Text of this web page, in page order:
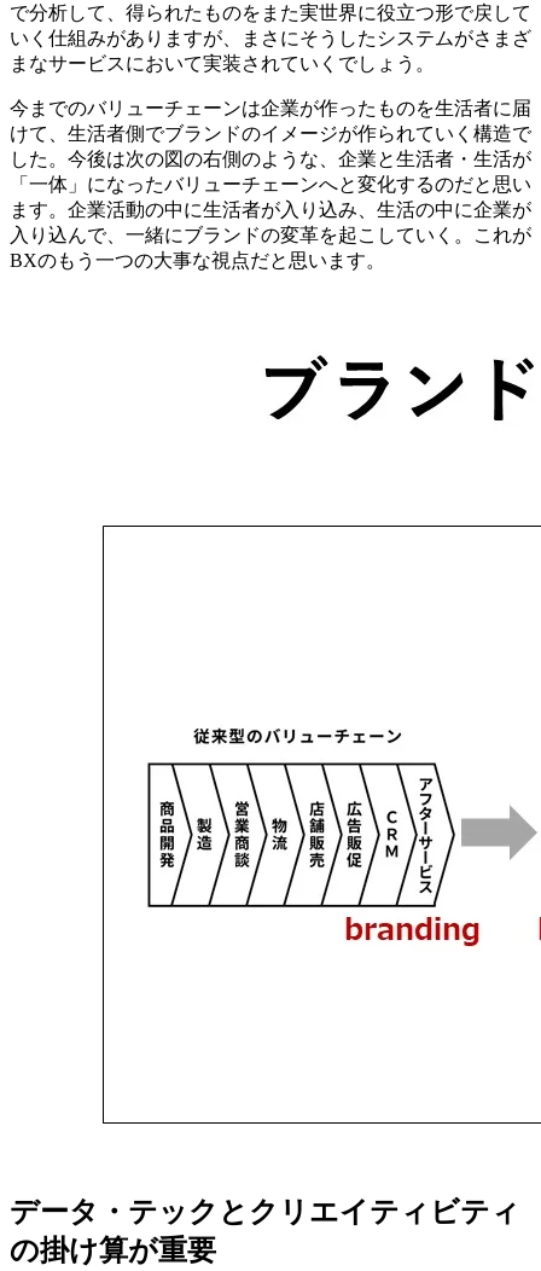
で分析して、得られたものをまた実世界に役立つ形で戻して
いく仕組みがありますが、まさにそうしたシステムがさまざ
まなサービスにおいて実装されていくでしょう。
今までのバリューチェーンは企業が作ったものを生活者に届
けて、生活者側でブランドのイメージが作られていく構造で
した。今後は次の図の右側のような、企業と生活者・生活が
「一体」になったバリューチェーンへと変化するのだと思い
ます。企業活動の中に生活者が入り込み、生活の中に企業が
入り込んで、一緒にブランドの変革を起こしていく。これが
BXのもう一つの大事な視点だと思います。
データ・テックとクリエイティビティ
の掛け算が重要